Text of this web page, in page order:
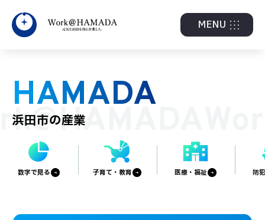
MENU
HAMADA
浜田市の産業
数字で見る 子育て・教育 医療・福祉 防